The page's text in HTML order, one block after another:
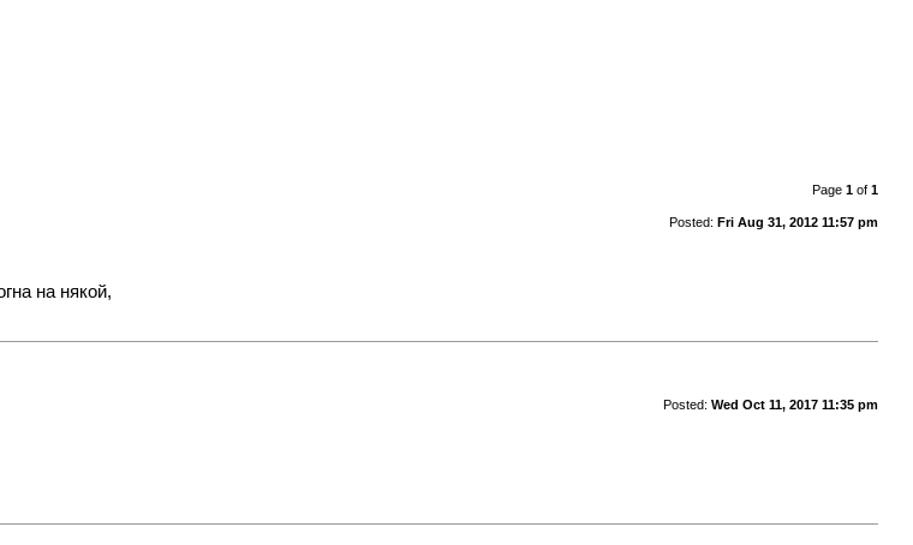
Page 1of 1
Posted: Fri Aug 31, 2012 11:57 pm
на някой,
Posted: Wed Oct 11, 2017 11:35 pm